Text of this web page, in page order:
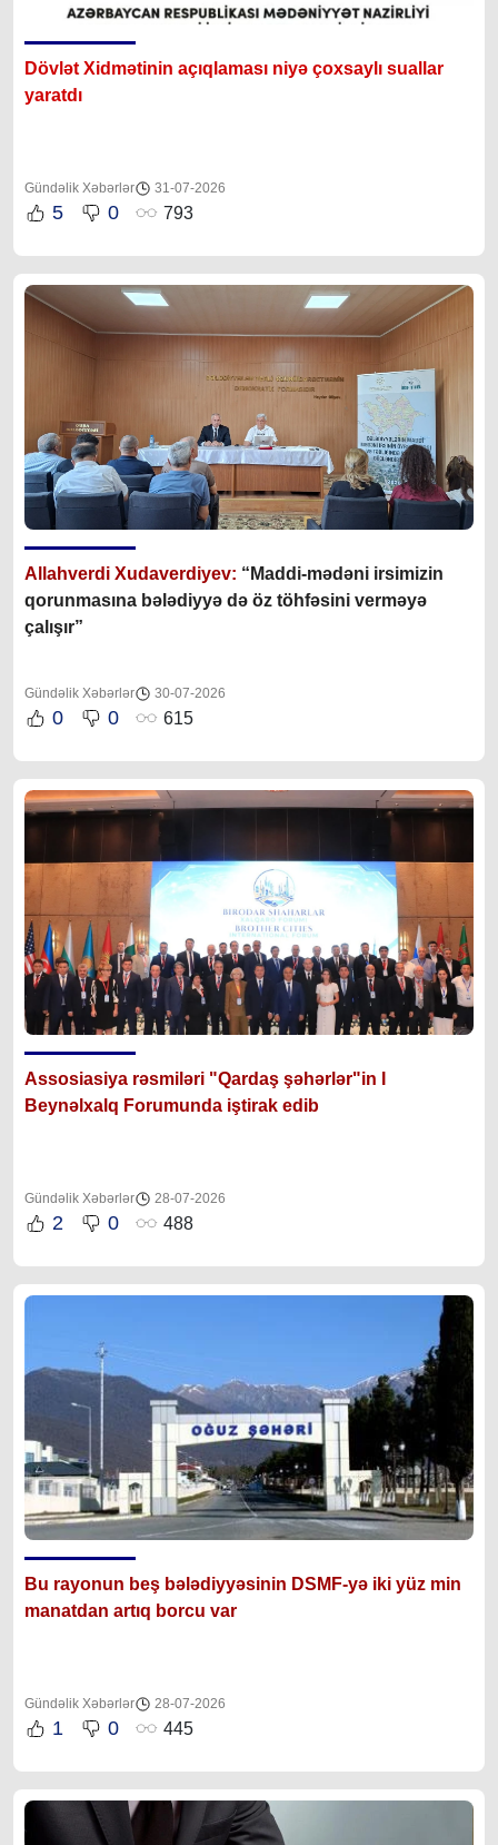
Dövlət Xidmətinin açıqlaması niyə çoxsaylı suallar
yaratdı
Gündəlik Xəbərlər 31-07-2026
5 0 793
Allahverdi Xudaverdiyev: “Maddi-mədəni irsimizin
qorunmasına bələdiyyə də öz töhfəsini verməyə
çalışır”
Gündəlik Xəbərlər 30-07-2026
0 0 615
Assosiasiya rəsmiləri "Qardaş şəhərlər"in I
Beynəlxalq Forumunda iştirak edib
Gündəlik Xəbərlər 28-07-2026
2 0 488
Bu rayonun beş bələdiyyəsinin DSMF-yə iki yüz min
manatdan artıq borcu var
Gündəlik Xəbərlər 28-07-2026
1 0 445